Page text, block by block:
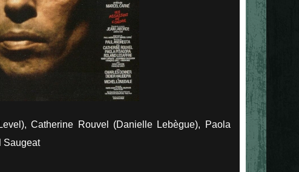
Catherine Rouvel (Danielle Lebègue), Paola
Saugeat